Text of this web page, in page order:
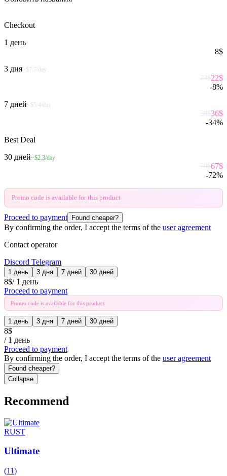
Checkout
1 день
8$
3 дня~$7.7/day
23$22$
-8%
7 дней~$5.4/day
38$36$
-34%
Best Deal
30 дней~$2.3/day
70$67$
-72%
Promo code is available for this product
Proceed to payment Found cheaper?
By confirming the order, I accept the terms of the user agreement
Contact operator
Discord Telegram
1 день 3 дня 7 дней 30 дней
8$/ 1 день
Proceed to payment
Promo code is available for this product
1 день 3 дня 7 дней 30 дней
8$
/ 1 день
Proceed to payment
By confirming the order, I accept the terms of the user agreement
Found cheaper?
Collapse
Recommend
RUST
Ultimate
(11)